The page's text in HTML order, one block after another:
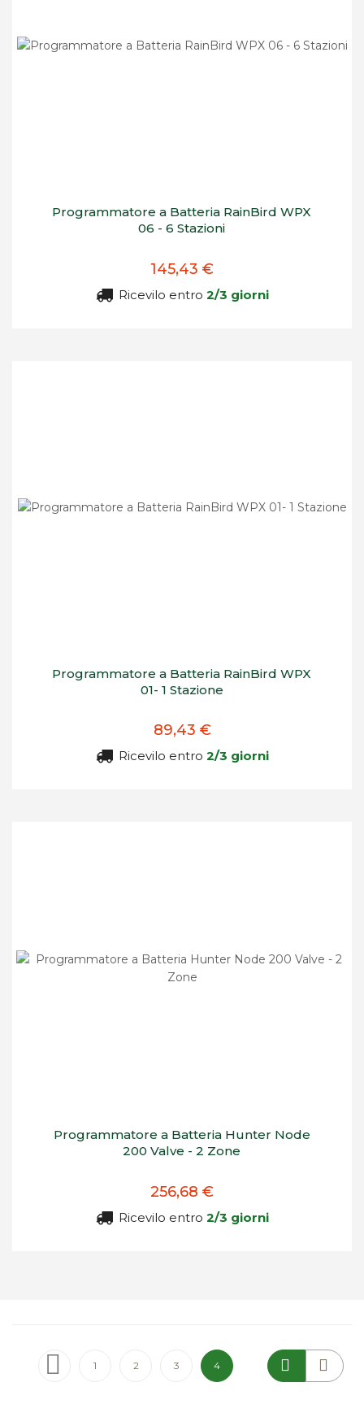
Programmatore a Batteria RainBird WPX
06 - 6 Stazioni
145,43 €
Ricevilo entro 2/3 giorni
Programmatore a Batteria RainBird WPX
01- 1 Stazione
89,43 €
Ricevilo entro 2/3 giorni
Programmatore a Batteria Hunter Node
200 Valve - 2 Zone
256,68 €
Ricevilo entro 2/3 giorni
Pagina
Pagina
PrecedentePagina
1 Pagina
2 Pagina
3 Attualmente stai leggendo la
4